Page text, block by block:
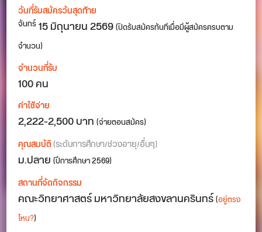
วันที่รับสมัครวันสุดท้าย
จันทร์15 มิถุนายน 2569(ปิดรับสมัครทันทีเมื่อมีผู้สมัครครบตาม
จำนวน)
จำนวนที่รับ
100 คน
ค่าใช้จ่าย
2,222-2,500 บาท(จ่ายตอนสมัคร)
คุณสมบัติ(ระดับการศึกษา/ช่วงอายุ/อื่นๆ)
ม.ปลาย(ปีการศึกษา 2569)
สถานที่จัดกิจกรรม
คณะวิทยาศาสตร์ มหาวิทยาลัยสงขลานครินทร์(อยู่ตรง
ไหน?)